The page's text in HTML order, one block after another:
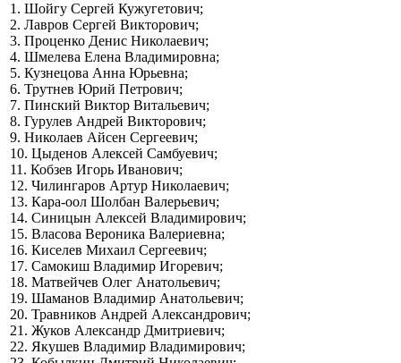
1. Шойгу Сергей Кужугетович;
2. Лавров Сергей Викторович;
3. Проценко Денис Николаевич;
4. Шмелева Елена Владимировна;
5. Кузнецова Анна Юрьевна;
6. Трутнев Юрий Петрович;
7. Пинский Виктор Витальевич;
8. Гурулев Андрей Викторович;
9. Николаев Айсен Сергеевич;
10. Цыденов Алексей Самбуевич;
11. Кобзев Игорь Иванович;
12. Чилингаров Артур Николаевич;
13. Кара-оол Шолбан Валерьевич;
14. Синицын Алексей Владимирович;
15. Власова Вероника Валериевна;
16. Киселев Михаил Сергеевич;
17. Самокиш Владимир Игоревич;
18. Матвейчев Олег Анатольевич;
19. Шаманов Владимир Анатольевич;
20. Травников Андрей Александрович;
21. Жуков Александр Дмитриевич;
22. Якушев Владимир Владимирович;